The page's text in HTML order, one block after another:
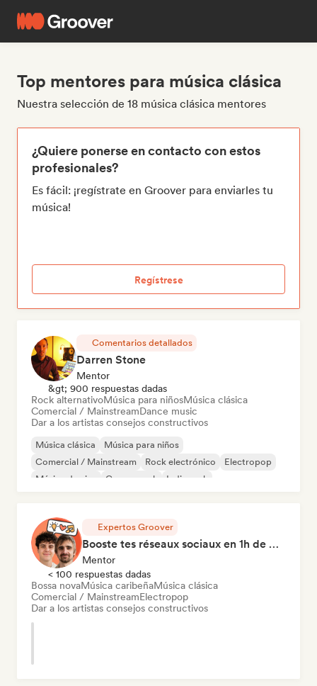
Top mentores para música clásica
Nuestra selección de 18 música clásica mentores
¿Quiere ponerse en contacto con estos
profesionales?
Es fácil: ¡regístrate en Groover para enviarles tu
música!
Regístrese
Comentarios detallados
Darren Stone
Mentor
&gt; 900 respuestas dadas
Rock alternativoMúsica para niñosMúsica clásica
Comercial / MainstreamDance music
Dar a los artistas consejos constructivos
Música clásica
Música para niños
Comercial / Mainstream
Rock electrónico
Electropop
Música de cine
Garage rock Indie rock
Expertos Groover
Booste tes réseaux sociaux en 1h de Coaching
Mentor
< 100 respuestas dadas
Bossa novaMúsica caribeñaMúsica clásica
Comercial / MainstreamElectropop
Dar a los artistas consejos constructivos